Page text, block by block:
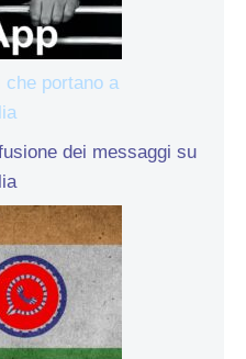
portano a
dei messaggi su